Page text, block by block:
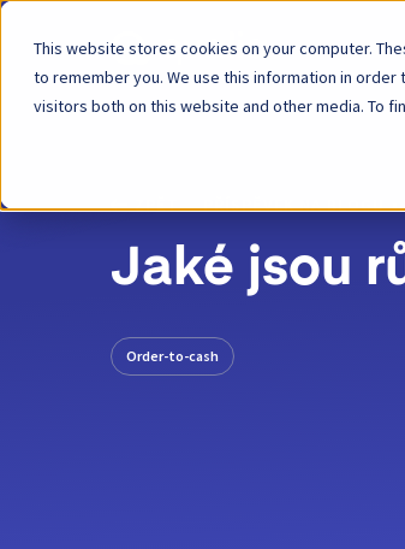
This website stores cookies on your computer.
to remember you. We use this information in
visitors both on this website and other media. To
ZPĚT PŘÍSPĚVEK NA BLOGU
Jaké jsou
Order-to-cash